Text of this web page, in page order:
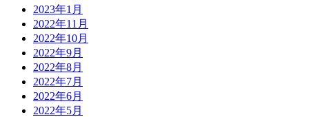
2023年1月
2022年11月
2022年10月
2022年9月
2022年8月
2022年7月
2022年6月
2022年5月